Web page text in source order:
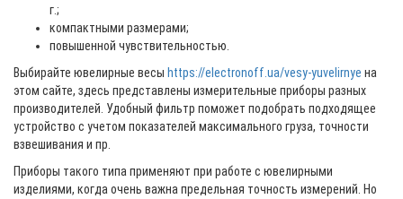
г.;
компактными размерами;
повышенной чувствительностью.
Выбирайте ювелирные весы https://electronoff.ua/vesy-yuvelirnye на
этом сайте, здесь представлены измерительные приборы разных
производителей. Удобный фильтр поможет подобрать подходящее
устройство с учетом показателей максимального груза, точности
взвешивания и пр.
Приборы такого типа применяют при работе с ювелирными
изделиями, когда очень важна предельная точность измерений. Но